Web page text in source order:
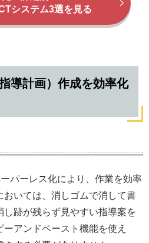
システム3選を見る
導計画）作成を効率化
パーレス化により、作業を効率
いては、消しゴムで消して書
し跡が残らず見やすい指導案を
アンドペースト機能を使え